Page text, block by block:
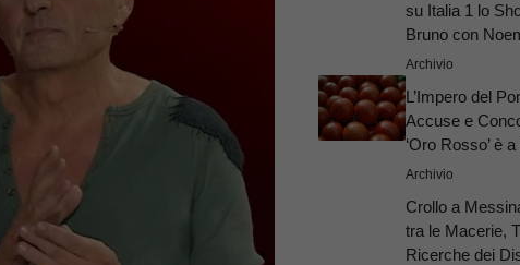
su Italia 1 lo
Bruno con
Archivio
L’Impero del
Accuse e
‘Oro Rosso’ è
Archivio
Crollo a
tra le Macerie,
Ricerche dei